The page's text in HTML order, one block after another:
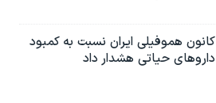
کانون هموفیلی ایران نسبت به کمبود
داروهای حیاتی هشدار داد